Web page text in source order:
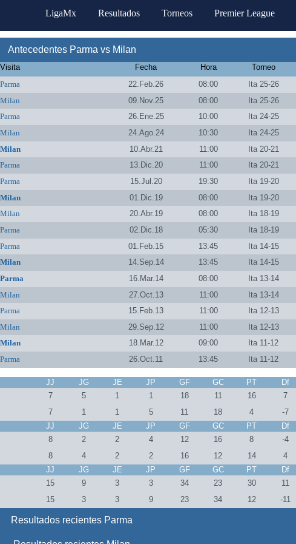
LigaMx Resultados Torneos Premier League
Antecedentes Parma vs Milan
Visita Fecha Hora
Torneo
Parma 22.Feb.26 08:00
Ita 25-26
Milan 09.Nov.25 08:00
Ita 25-26
Parma 26.Ene.25 10:00
Ita 24-25
Milan 24.Ago.24 10:30
Ita 24-25
Milan 10.Abr.21 11:00
Ita 20-21
Parma 13.Dic.20 11:00
Ita 20-21
Parma 15.Jul.20 19:30
Ita 19-20
Milan 01.Dic.19 08:00
Ita 19-20
Milan 20.Abr.19 08:00
Ita 18-19
Parma 02.Dic.18 05:30
Ita 18-19
Parma 01.Feb.15 13:45
Ita 14-15
Milan 14.Sep.14 13:45
Ita 14-15
Parma 16.Mar.14 08:00
Ita 13-14
Milan 27.Oct.13 11:00
Ita 13-14
Parma 15.Feb.13 11:00
Ita 12-13
Milan 29.Sep.12 11:00
Ita 12-13
Milan 18.Mar.12 09:00
Ita 11-12
Parma 26.Oct.11 13:45 Ita 11-12
JJ JG JE JP GF GC PT
Df
7 5 1 1 18 11 16
7
7 1 1 5 11 18 4
-7
JJ JG JE JP GF GC PT
Df
8 2 2 4 12 16 8
-4
8 4 2 2 16 12 14
4
JJ JG JE JP GF GC PT
Df
15 9 3 3 34 23 30
11
15 3 3 9 23 34 12 -11
Resultados recientes Parma